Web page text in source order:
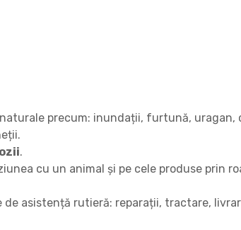
precum: inundații, furtună,
.
cu un animal și pe cele produse prin
asistență rutieră: reparații, tractare,